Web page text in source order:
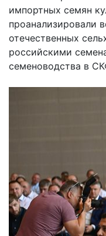
импортных семян
проанализировали
отечественных
российскими
семеноводства в